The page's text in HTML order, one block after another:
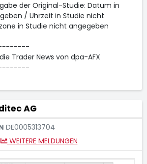
der Original-Studie: Datum in
/ Uhrzeit in Studie nicht
in Studie nicht angegeben
Trader News von dpa-AFX
AG
DE0005313704
WEITERE MELDUNGEN